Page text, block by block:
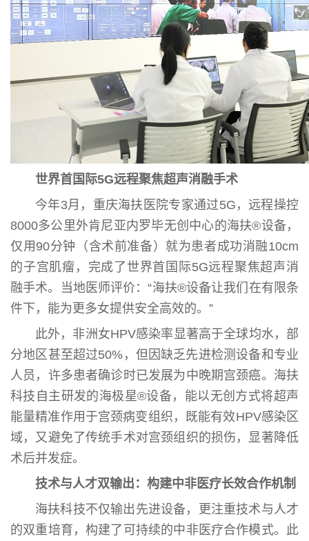
世界首国际5G远程聚焦超声消融手术
今年3月，重庆海扶医院专家通过5G，远程操控
8000多公里外肯尼亚内罗毕无创中心的海扶®设备，
仅用90分钟（含术前准备）就为患者成功消融10cm
的子宫肌瘤，完成了世界首国际5G远程聚焦超声消
融手术。当地医师评价：“海扶®设备让我们在有限条
件下，能为更多女提供安全高效的。”
此外，非洲女HPV感染率显著高于全球均水，部
分地区甚至超过50%，但因缺乏先进检测设备和专业
人员，许多患者确诊时已发展为中晚期宫颈癌。海扶
科技自主研发的海极星®设备，能以无创方式将超声
能量精准作用于宫颈病变组织，既能有效HPV感染区
域，又避免了传统手术对宫颈组织的损伤，显著降低
术后并发症。
技术与人才双输出：构建中非医疗长效合作机制
海扶科技不仅输出先进设备，更注重技术与人才
的双重培育，构建了可持续的中非医疗合作模式。此